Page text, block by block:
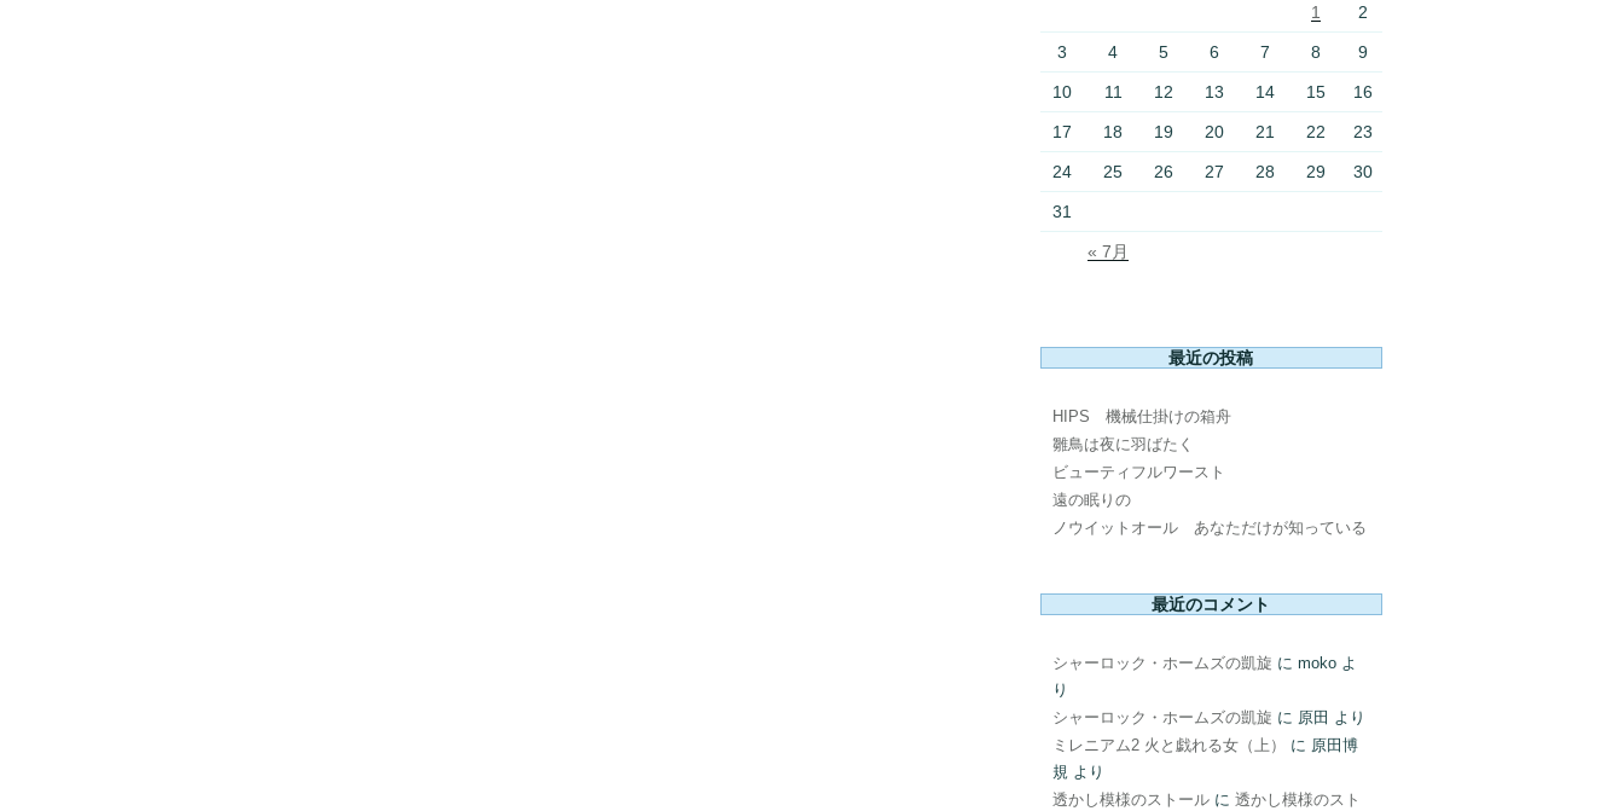
1 2
3 4 5 6 7 8 9
10 11 12 13 14 15 16
17 18 19 20 21 22 23
24 25 26 27 28 29 30
31
« 7月
最近の投稿
HIPS 機械仕掛けの箱舟
雛鳥は夜に羽ばたく
ビューティフルワースト
遠の眠りの
ノウイットオール あなただけが知っている
最近のコメント
シャーロック・ホームズの凱旋 に mokoよ
り
シャーロック・ホームズの凱旋 に 原田 より
ミレニアム2 火と戯れる女（上）
に 原田博
規より
透かし模様のストールに 透かし模様のスト